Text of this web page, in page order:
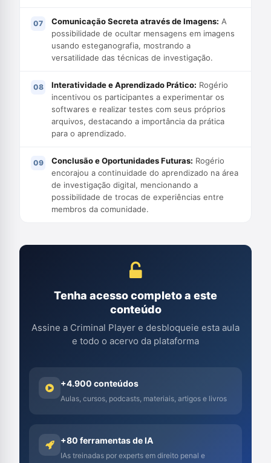
Comunicação Secreta através de Imagens: A
possibilidade de ocultar mensagens em imagens
usando esteganografia, mostrando a
versatilidade das técnicas de investigação.
Interatividade e Aprendizado Prático: Rogério
incentivou os participantes a experimentar os
softwares e realizar testes com seus próprios
arquivos, destacando a importância da prática
para o aprendizado.
Conclusão e Oportunidades Futuras: Rogério
encorajou a continuidade do aprendizado na área
de investigação digital, mencionando a
possibilidade de trocas de experiências entre
membros da comunidade.
Tenha acesso completo a este
conteúdo
Assine a Criminal Player e desbloqueie esta aula
e todo o acervo da plataforma
+4.900 conteúdos
Aulas, cursos, podcasts, materiais, artigos e livros
+80 ferramentas de IA
IAs treinadas por experts em direito penal e